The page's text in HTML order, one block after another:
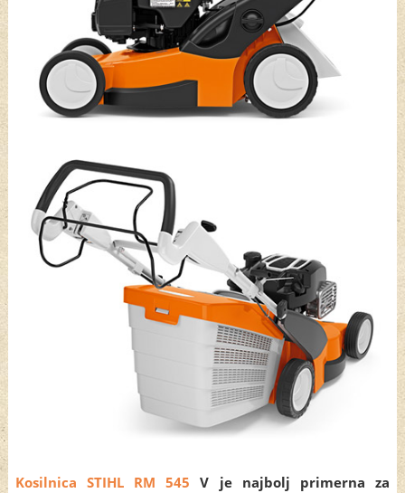
Kosilnica STIHL RM 545 V je najbolj primerna za